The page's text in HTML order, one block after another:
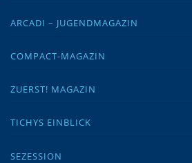
ARCADI – JUGENDMAGAZIN
COMPACT-MAGAZIN
ZUERST! MAGAZIN
TICHYS EINBLICK
SEZESSION